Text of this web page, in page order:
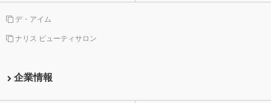
デ・アイム
ナリス ビューティサロン
企業情報